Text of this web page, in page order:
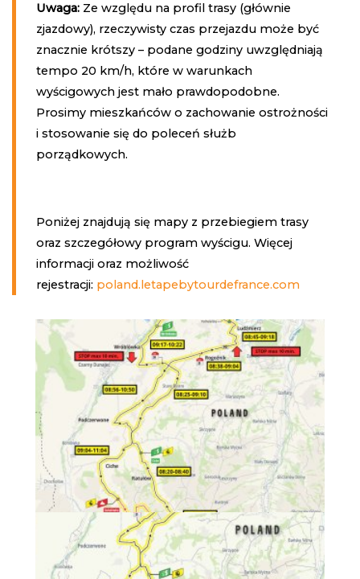
Uwaga:Ze względu na profil trasy (głównie
zjazdowy), rzeczywisty czas przejazdu może być
znacznie krótszy – podane godziny uwzględniają
tempo 20 km/h, które w warunkach
wyścigowych jest mało prawdopodobne.
Prosimy mieszkańców o zachowanie ostrożności
i stosowanie się do poleceń służb
porządkowych.
Poniżej znajdują się mapy z przebiegiem trasy
oraz szczegółowy program wyścigu. Więcej
informacji oraz możliwość
rejestracji: poland.letapebytourdefrance.com